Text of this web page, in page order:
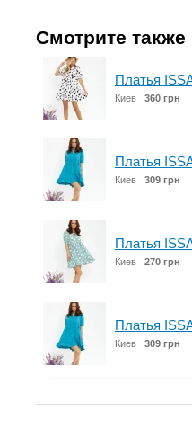
Смотрите также
Платья
Киев 360 грн
Платья
Киев 309 грн
Платья
Киев 270 грн
Платья
Киев 309 грн